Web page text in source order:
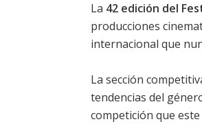
La 42 edición del
producciones
internacional que
La sección
tendencias del
competición que